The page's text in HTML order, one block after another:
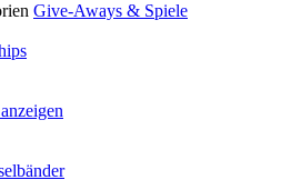
Give-Aways & Spiele